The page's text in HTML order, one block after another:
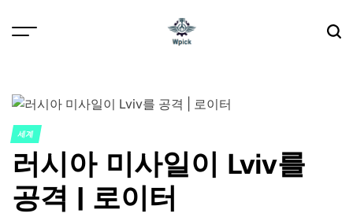
POSTED
IN
세계
러시아 미사일이 Lviv를
공격 | 로이터